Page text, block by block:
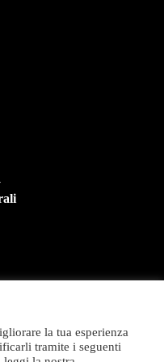
la tua esperienza
tramite i seguenti